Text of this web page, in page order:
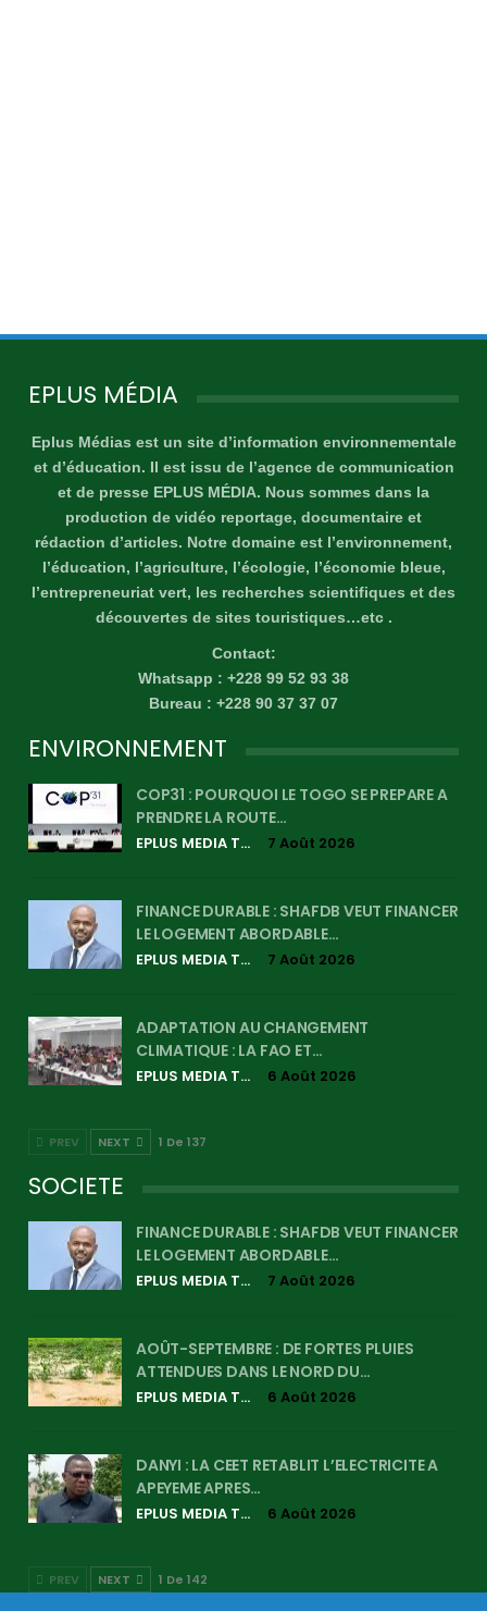
EPLUS MÉDIA
Eplus Médias est un site d’information environnementale
et d’éducation. Il est issu de l’agence de communication
et de presse EPLUS MÉDIA. Nous sommes dans la
production de vidéo reportage, documentaire et
rédaction d’articles. Notre domaine est l’environnement,
l’éducation, l’agriculture, l’écologie, l’économie bleue,
l’entrepreneuriat vert, les recherches scientifiques et des
découvertes de sites touristiques…etc .
Contact:
Whatsapp : +228 99 52 93 38
Bureau : +228 90 37 37 07
ENVIRONNEMENT
COP31 : POURQUOI LE TOGO SE PREPARE A
PRENDRE LA ROUTE…
EPLUS MEDIA TV 7 Août 2026
FINANCE DURABLE : SHAFDB VEUT FINANCER
LE LOGEMENT ABORDABLE…
EPLUS MEDIA TV 7 Août 2026
ADAPTATION AU CHANGEMENT
CLIMATIQUE : LA FAO ET…
EPLUS MEDIA TV 6 Août 2026
PREV NEXT 1 De 137
SOCIETE
FINANCE DURABLE : SHAFDB VEUT FINANCER
LE LOGEMENT ABORDABLE…
EPLUS MEDIA TV 7 Août 2026
AOÛT-SEPTEMBRE : DE FORTES PLUIES
ATTENDUES DANS LE NORD DU…
EPLUS MEDIA TV 6 Août 2026
DANYI : LA CEET RETABLIT L’ELECTRICITE A
APEYEME APRES…
EPLUS MEDIA TV 6 Août 2026
PREV NEXT 1 De 142